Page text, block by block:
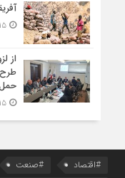
۱۵ مرداد ۱۴۰۵ - ۹:۴۵
از
۱۵ مرداد ۱۴۰۵ - ۹:۳۳
#اقتصاد #صنعت